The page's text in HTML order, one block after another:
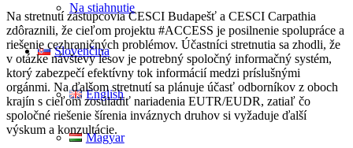
Na stiahnutie
Slovenčina
English
Magyar
Na stretnutí zástupcovia CESCI Budapešť a CESCI Carpathia
zdôraznili, že cieľom projektu #ACCESS je posilnenie spolupráce a
riešenie cezhraničných problémov. Účastníci stretnutia sa zhodli, že
v otázke návštevy lesov je potrebný spoločný informačný systém,
ktorý zabezpečí efektívny tok informácií medzi príslušnými
orgánmi. Na ďalšom stretnutí sa plánuje účasť odborníkov z oboch
krajín s cieľom zosúladiť nariadenia EUTR/EUDR, zatiaľ čo
spoločné riešenie šírenia inváznych druhov si vyžaduje ďalší
výskum a konzultácie.